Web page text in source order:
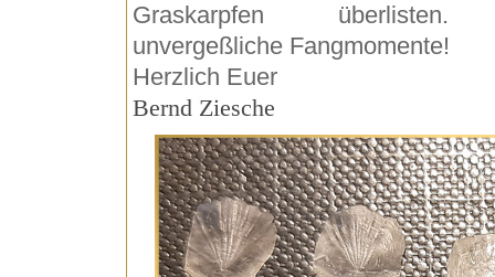
Graskarpfen
unvergeßliche Fangmomente!
Herzlich Euer
Bernd Ziesche